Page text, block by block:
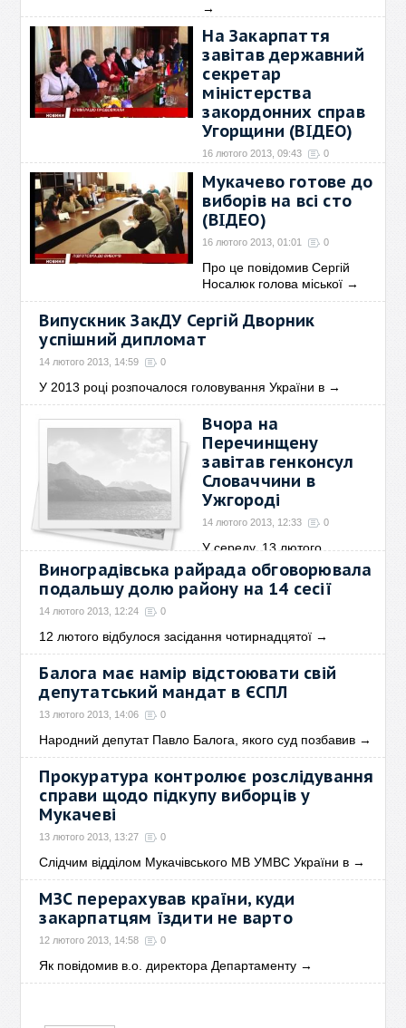
→
На Закарпаття
завітав державний
секретар
міністерства
закордонних справ
Угорщини (ВІДЕО)
16 лютого 2013, 09:43 0
Голова Закарпатської
обласної ради, який зустрів
Мукачево готове до
виборів на всі сто
(ВІДЕО)
16 лютого 2013, 01:01 0
Про це повідомив Сергій
Носалюк голова міської →
Випускник ЗакДУ Сергій Дворник
успішний дипломат
14 лютого 2013, 14:59 0
У 2013 році розпочалося головування України в →
Вчора на
Перечинщену
завітав генконсул
Словаччини в
Ужгороді
14 лютого 2013, 12:33 0
У середу, 13 лютого,
Генеральний консул→
Виноградівська райрада обговорювала
подальшу долю району на 14 сесії
14 лютого 2013, 12:24 0
12 лютого відбулося засідання чотирнадцятої →
Балога має намір відстоювати свій
депутатський мандат в ЄСПЛ
13 лютого 2013, 14:06 0
Народний депутат Павло Балога, якого суд позбавив →
Прокуратура контролює розслідування
справи щодо підкупу виборців у
Мукачеві
13 лютого 2013, 13:27 0
Слідчим відділом Мукачівського МВ УМВС України в →
МЗС перерахував країни, куди
закарпатцям їздити не варто
12 лютого 2013, 14:58 0
Як повідомив в.о. директора Департаменту →